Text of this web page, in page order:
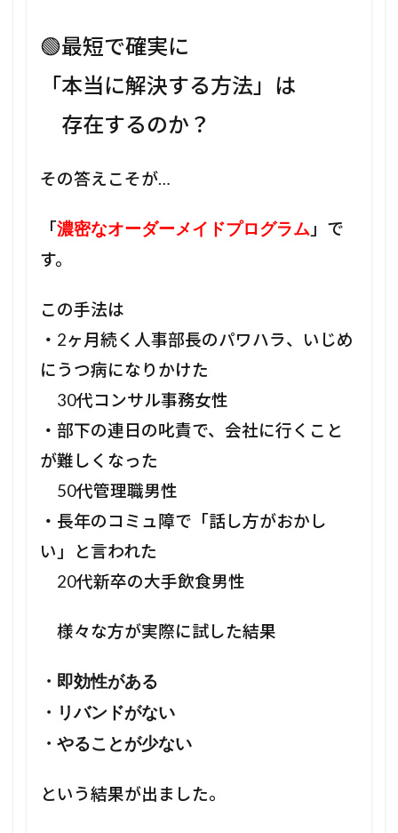
🟢最短で確実に
「本当に解決する方法」は
存在するのか？
その答えこそが…
「濃密なオーダーメイドプログラム 」で
す。
この手法は
・2ヶ月続く人事部長のパワハラ、いじめ
にうつ病になりかけた
30代コンサル事務女性
・部下の連日の叱責で、会社に行くこと
が難しくなった
50代管理職男性
・長年のコミュ障で「話し方がおかし
い」と言われた
20代新卒の大手飲食男性
様々な方が実際に試した結果
・即効性がある
・リバンドがない
・やることが少ない
という結果が出ました。